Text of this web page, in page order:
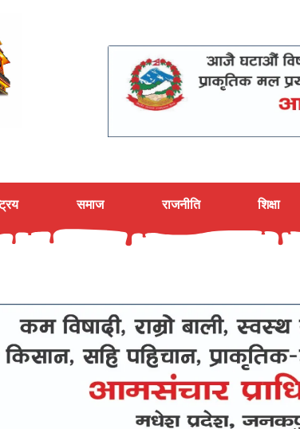
समाज राजनीति शिक्षा